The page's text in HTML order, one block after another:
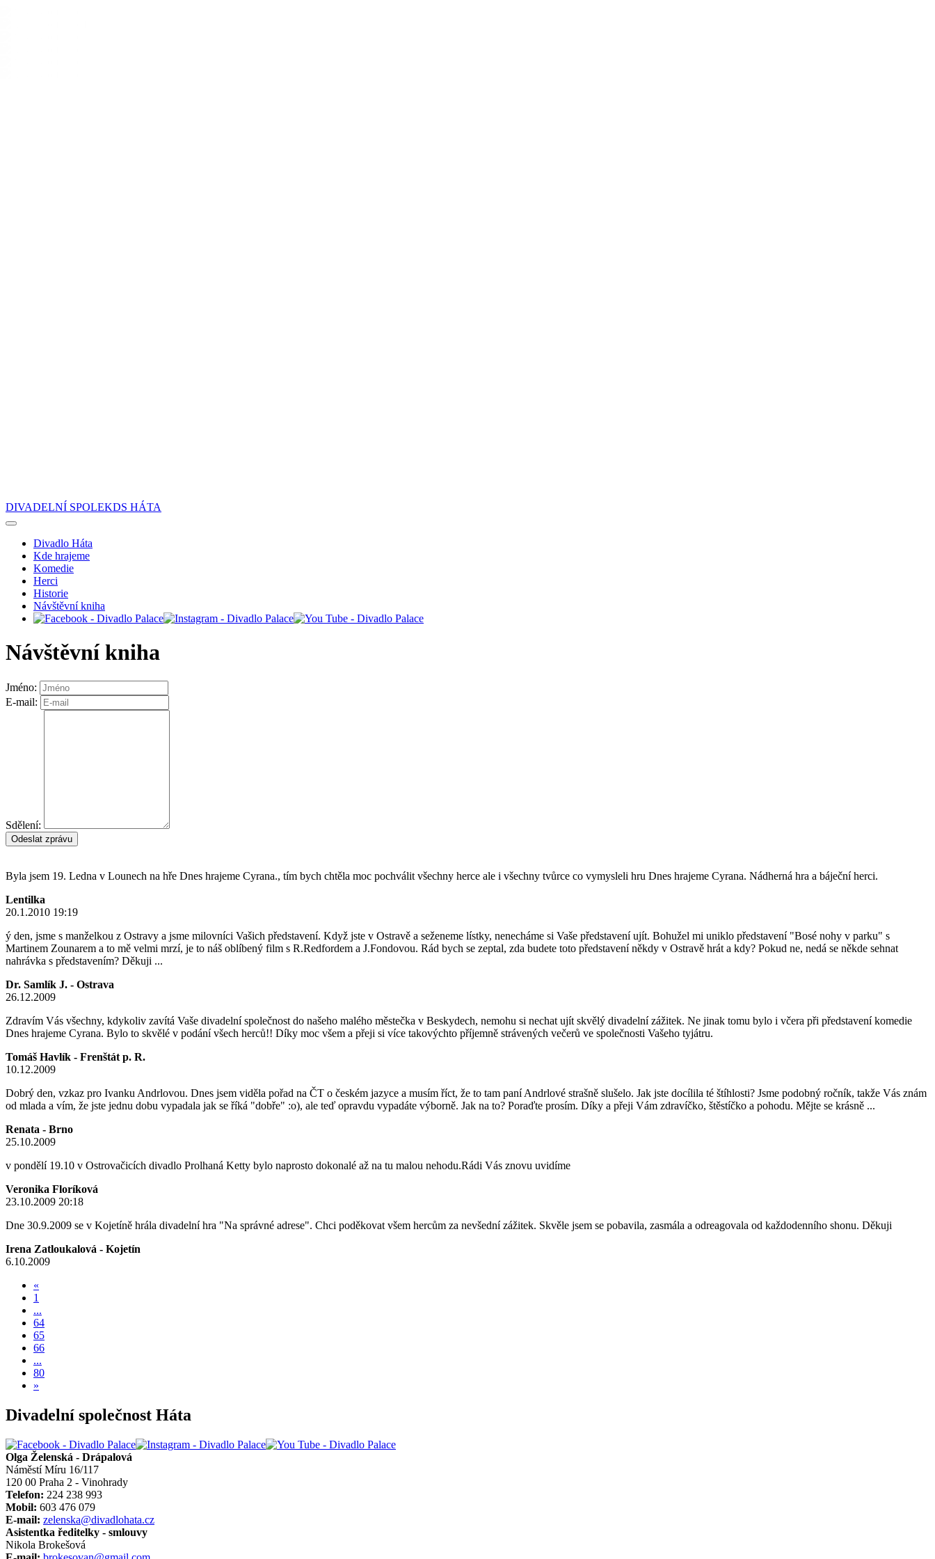
DIVADELNÍ SPOLEKDS HÁTA
Divadlo Háta
Kde hrajeme
Komedie
Herci
Historie
Návštěvní kniha
Návštěvní kniha
Jméno:
E-mail:
Sdělení:
Odeslat zprávu
Byla jsem 19. Ledna v Lounech na hře Dnes hrajeme Cyrana., tím bych chtěla moc pochválit všechny herce ale i všechny tvůrce co vymysleli hru Dnes hrajeme Cyrana. Nádherná hra a báječní herci.
Lentilka
20.1.2010 19:19
ý den, jsme s manželkou z Ostravy a jsme milovníci Vašich představení. Když jste v Ostravě a seženeme lístky, nenecháme si Vaše představení ujít. Bohužel mi uniklo představení "Bosé nohy v parku" s
Martinem Zounarem a to mě velmi mrzí, je to náš oblíbený film s R.Redfordem a J.Fondovou. Rád bych se zeptal, zda budete toto představení někdy v Ostravě hrát a kdy? Pokud ne, nedá se někde sehnat
nahrávka s představením? Děkuji ...
Dr. Samlík J. - Ostrava
26.12.2009
Zdravím Vás všechny, kdykoliv zavítá Vaše divadelní společnost do našeho malého městečka v Beskydech, nemohu si nechat ujít skvělý divadelní zážitek. Ne jinak tomu bylo i včera při představení komedie
Dnes hrajeme Cyrana. Bylo to skvělé v podání všech herců!! Díky moc všem a přeji si více takovýchto příjemně strávených večerů ve společnosti Vašeho tyjátru.
Tomáš Havlík - Frenštát p. R.
10.12.2009
Dobrý den, vzkaz pro Ivanku Andrlovou. Dnes jsem viděla pořad na ČT o českém jazyce a musím říct, že to tam paní Andrlové strašně slušelo. Jak jste docílila té štíhlosti? Jsme podobný ročník, takže Vás znám
od mlada a vím, že jste jednu dobu vypadala jak se říká "dobře" :o), ale teď opravdu vypadáte výborně. Jak na to? Poraďte prosím. Díky a přeji Vám zdravíčko, štěstíčko a pohodu. Mějte se krásně ...
Renata - Brno
25.10.2009
v pondělí 19.10 v Ostrovačicích divadlo Prolhaná Ketty bylo naprosto dokonalé až na tu malou nehodu.Rádi Vás znovu uvidíme
Veronika Floríková
23.10.2009 20:18
Dne 30.9.2009 se v Kojetíně hrála divadelní hra "Na správné adrese". Chci poděkovat všem hercům za nevšední zážitek. Skvěle jsem se pobavila, zasmála a odreagovala od každodenního shonu. Děkuji
Irena Zatloukalová - Kojetín
6.10.2009
«
1
...
64
65
66
...
80
»
Divadelní společnost Háta
Olga Želenská - Drápalová
Náměstí Míru 16/117
120 00 Praha 2 - Vinohrady
Telefon: 224 238 993
Mobil: 603 476 079
E-mail: zelenska@divadlohata.cz
Asistentka ředitelky - smlouvy
Nikola Brokešová